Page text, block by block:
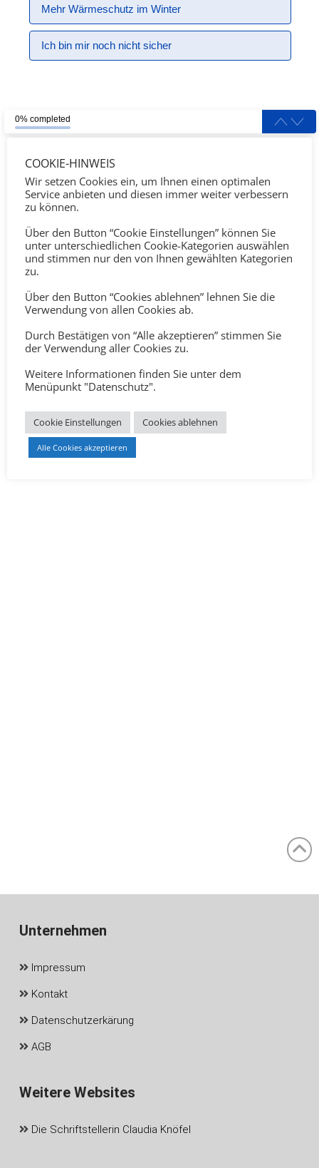
Unternehmen
Impressum
Kontakt
Datenschutzerkärung
AGB
Weitere Websites
Die Schriftstellerin Claudia Knöfel